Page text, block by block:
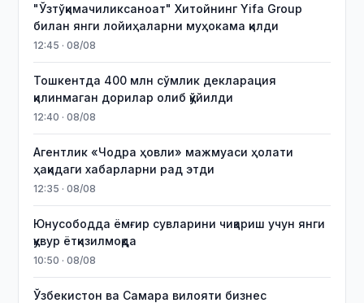
"Ўзтўқимачиликсаноат" Хитойнинг Yifa Group
билан янги лойиҳаларни муҳокама қилди
12:45 · 08/08
Тошкентда 400 млн сўмлик декларация
қилинмаган дорилар олиб қўйилди
12:40 · 08/08
Агентлик «Чодра ҳовли» мажмуаси ҳолати
ҳақидаги хабарларни рад этди
12:35 · 08/08
Юнусободда ёмғир сувларини чиқариш учун янги
қувур ётқизилмоқда
10:50 · 08/08
Ўзбекистон ва Самара вилояти бизнес